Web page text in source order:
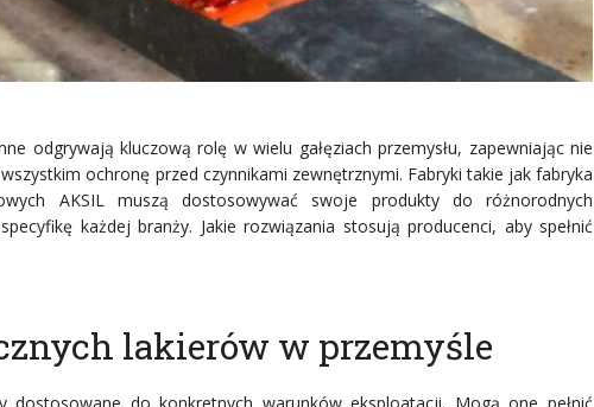
odgrywają kluczową rolę w wielu gałęziach przemysłu, zapewniając nie
ochronę przed czynnikami zewnętrznymi. Fabryki takie jak fabryka
AKSIL muszą dostosowywać swoje produkty do różnorodnych
każdej branży. Jakie rozwiązania stosują producenci, aby spełnić
lakierów w przemyśle